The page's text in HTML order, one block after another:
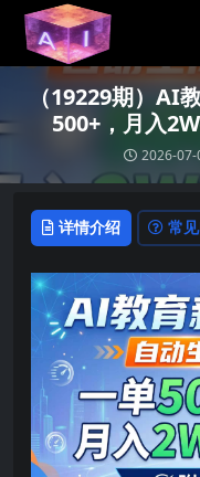
（19229期）AI
500+，月入
2026-07-
详情介绍 常